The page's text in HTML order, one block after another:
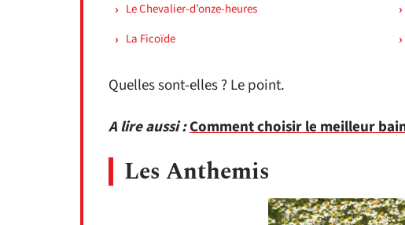
Le Chevalier-d’onze-heures
La Ficoïde
Quelles sont-elles ? Le point.
A lire aussi :Comment choisir le meilleur
Les Anthemis